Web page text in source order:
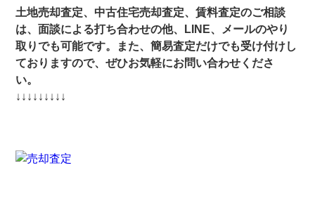
土地売却査定、中古住宅売却査定、賃料査定のご相談
は、面談による打ち合わせの他、LINE、メールのやり
取りでも可能です。また、簡易査定だけでも受け付けし
ておりますので、ぜひお気軽にお問い合わせくださ
い。
↓↓↓↓↓↓↓↓↓